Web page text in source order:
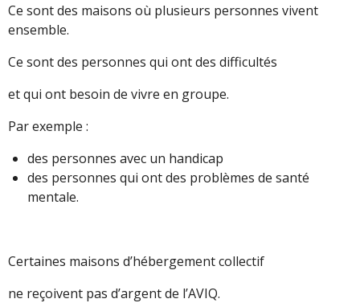
Ce sont des maisons où plusieurs personnes vivent
ensemble.
Ce sont des personnes qui ont des difficultés
et qui ont besoin de vivre en groupe.
Par exemple :
des personnes avec un handicap
des personnes qui ont des problèmes de santé
mentale.
Certaines maisons d’hébergement collectif
ne reçoivent pas d’argent de l’AVIQ.